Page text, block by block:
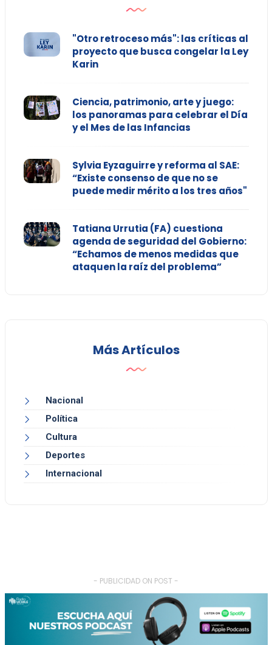
"Otro retroceso más": las críticas al
proyecto que busca congelar la Ley
Karin
Ciencia, patrimonio, arte y juego:
los panoramas para celebrar el Día
y el Mes de las Infancias
Sylvia Eyzaguirre y reforma al SAE:
“Existe consenso de que no se
puede medir mérito a los tres años"
Tatiana Urrutia (FA) cuestiona
agenda de seguridad del Gobierno:
“Echamos de menos medidas que
ataquen la raíz del problema”
Más Artículos
Nacional
Política
Cultura
Deportes
Internacional
- PUBLICIDAD ON POST -